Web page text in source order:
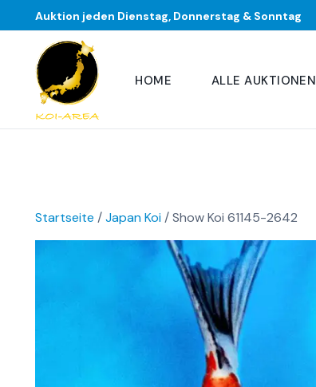
Auktion jeden Dienstag, Donnerstag & Sonntag
HOME ALLE AUKTIONEN
Startseite /Japan Koi/ Show Koi 61145-2642